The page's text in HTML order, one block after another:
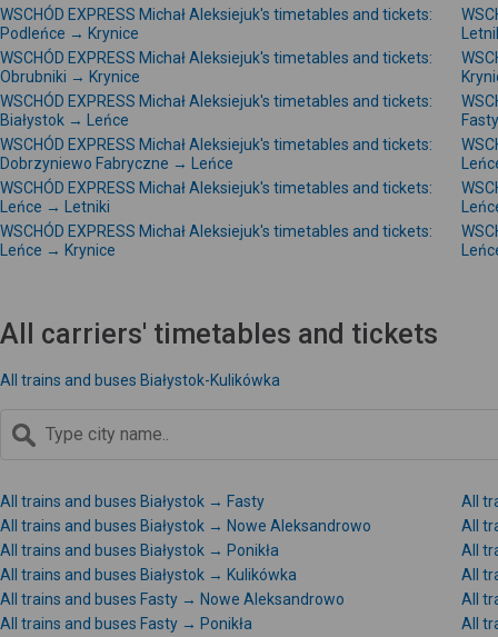
WSCHÓD EXPRESS Michał Aleksiejuk's timetables and tickets:
Podleńce → Krynice
WSCHÓD EXPRESS Michał Aleksiejuk's timetables and tickets:
Obrubniki → Krynice
WSCHÓD EXPRESS Michał Aleksiejuk's timetables and tickets:
Białystok → Leńce
WSCHÓD EXPRESS Michał Aleksiejuk's timetables and tickets:
Dobrzyniewo Fabryczne → Leńce
WSCHÓD EXPRESS Michał Aleksiejuk's timetables and tickets:
Leńce → Letniki
WSCHÓD EXPRESS Michał Aleksiejuk's timetables and tickets:
Leńce → Krynice
All carriers' timetables and tickets
All trains and buses Białystok-Kulikówka
All trains and buses Białystok → Fasty
All
All trains and buses Białystok → Nowe Aleksandrowo
All
All trains and buses Białystok → Ponikła
All
All trains and buses Białystok → Kulikówka
All
All trains and buses Fasty → Nowe Aleksandrowo
All
All trains and buses Fasty → Ponikła
All